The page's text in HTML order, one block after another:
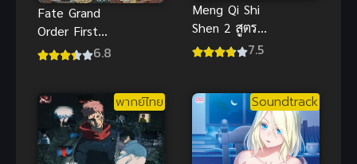
Fate Grand
Order First
Order ซับไทย
6.8
Meng Qi Shi
Shen 2 สูตร
รักซินเดอเรล
7.5
พากย์ไทย Soundtrack